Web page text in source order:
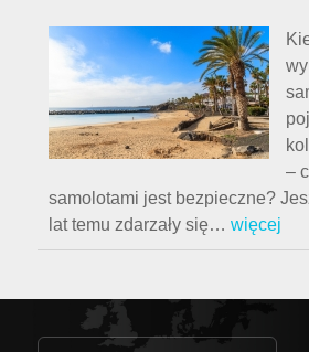
–
samolotami jest bezpieczne?
lat temu zdarzały się… więcej